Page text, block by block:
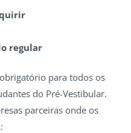
regular
para todos os
do Pré-Vestibular.
parceiras onde os